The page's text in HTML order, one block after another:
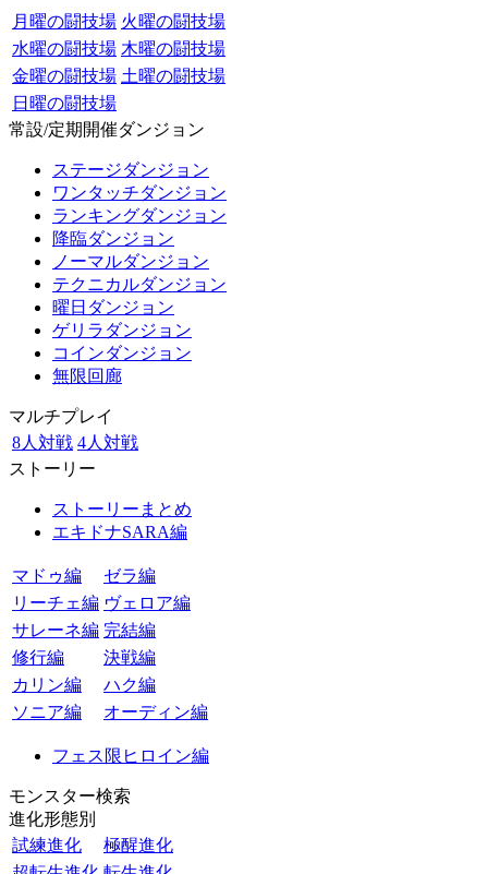
月曜の闘技場 火曜の闘技場
水曜の闘技場 木曜の闘技場
金曜の闘技場 土曜の闘技場
日曜の闘技場
常設/定期開催ダンジョン
ステージダンジョン
ワンタッチダンジョン
ランキングダンジョン
降臨ダンジョン
ノーマルダンジョン
テクニカルダンジョン
曜日ダンジョン
ゲリラダンジョン
コインダンジョン
無限回廊
マルチプレイ
8人対戦 4人対戦
ストーリー
ストーリーまとめ
エキドナSARA編
マドゥ編
ゼラ編
リーチェ編 ヴェロア編
サレーネ編 完結編
修行編
決戦編
カリン編
ハク編
ソニア編
オーディン編
フェス限ヒロイン編
モンスター検索
進化形態別
試練進化
極醒進化